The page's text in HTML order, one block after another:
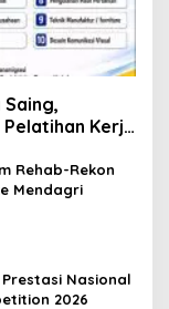
Kerja
Rehab-Rekon
Mendagri
Prestasi Nasional
2026